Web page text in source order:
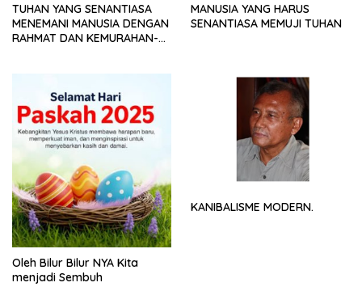
TUHAN YANG SENANTIASA
MENEMANI MANUSIA DENGAN
RAHMAT DAN KEMURAHAN-
MANUSIA YANG HARUS
SENANTIASA MEMUJI TUHAN
Oleh Bilur Bilur NYA Kita
menjadi Sembuh
KANIBALISME MODERN.